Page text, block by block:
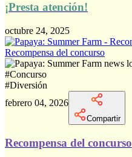
¡Presta atención!
octubre 24, 2025
Recompensa del concurso
#Concurso
#Diversión
febrero 04, 2026
Compartir
Recompensa del concurso